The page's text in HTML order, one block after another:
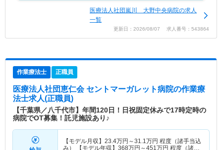
医療法人社団嵐川 大野中央病院の求人
一覧
更新日：2026/08/07 求人番号：543864
作業療法士 正職員
医療法人社団恵仁会 セントマーガレット病院の作業療
法士求人(正職員)
【千葉県／八千代市】年間120日！日祝固定休みで17時定時の
病院でOT募集！託児施設あり♪
【モデル月収】 23.4万円～31.1万円 程度（諸手当込
み） 【モデル年収】 368万円～451万円 程度（諸手